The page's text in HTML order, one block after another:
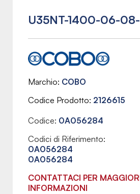
U35NT-1400-06-08-
Marchio COBO
Codice Prodotto 2126615
Codice: 0A056284
Codici di Riferimento:
0A056284
0A056284
CONTATTACI PER
INFORMAZIONI